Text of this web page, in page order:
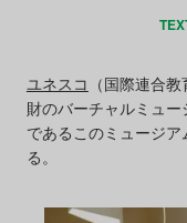
ユネスコ （国際連合
財のバーチャルミュ
であるこのミュージ
る。